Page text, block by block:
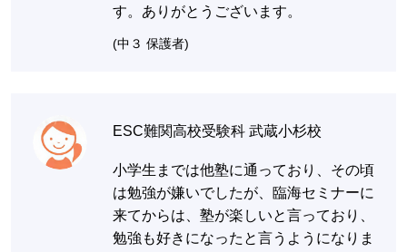
す。ありがとうございます。
(中３ 保護者)
ESC難関高校受験科 武蔵小杉校
小学生までは他塾に通っており、その頃
は勉強が嫌いでしたが、臨海セミナーに
来てからは、塾が楽しいと言っており、
勉強も好きになったと言うようになりま